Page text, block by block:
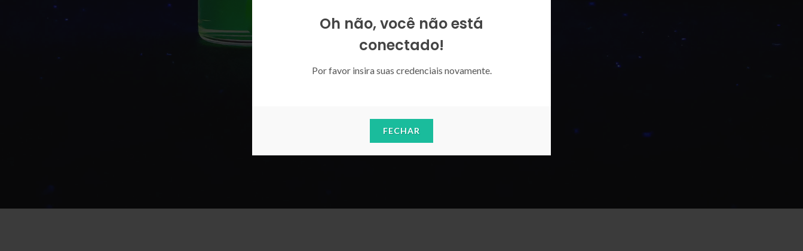
Oh não, você não está
conectado!
Por favor insira suas credenciais novamente.
FECHAR